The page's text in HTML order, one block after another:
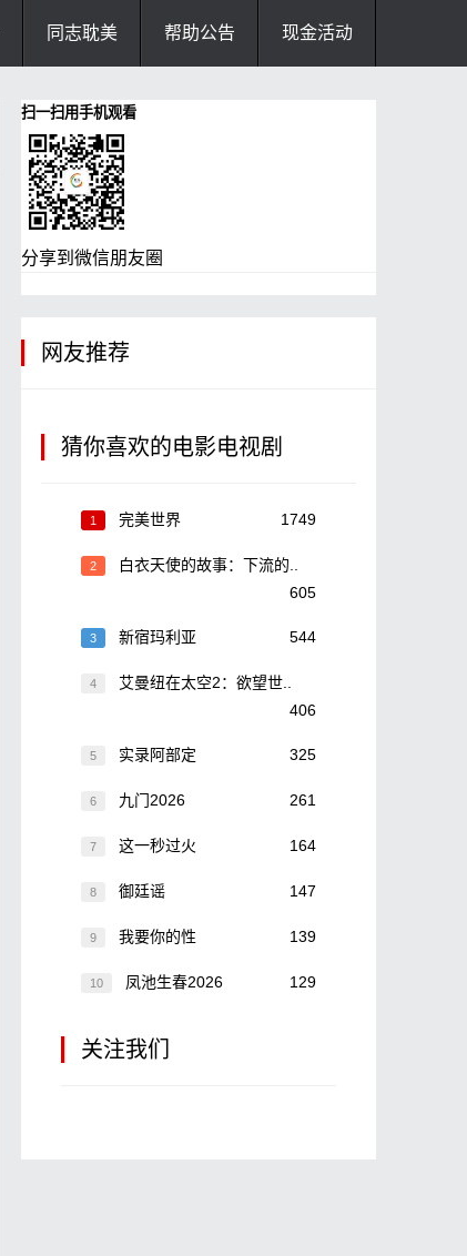
同志耽美 帮助公告 现金活动
扫一扫用手机观看
分享到微信朋友圈
网友推荐
猜你喜欢的电影电视剧
1 完美世界 1749
2
白衣天使的故事：下流的..
605
3 新宿玛利亚 544
4
艾曼纽在太空2：欲望世..
406
5 实录阿部定 325
6 九门2026 261
7 这一秒过火 164
8 御廷谣 147
9 我要你的性 139
10 凤池生春2026 129
关注我们